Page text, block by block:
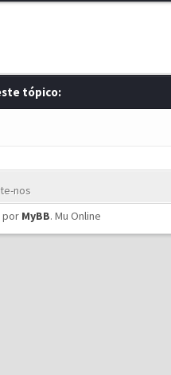
tópico:
nos
por MyBB. Mu Online